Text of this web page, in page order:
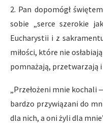
2. Pan dopomógł
sobie „serce szerokie
Eucharystii i z
miłości, które nie
pomnażają, przetwarzają
„Przełożeni mnie kochali
bardzo przywiązani do
dla nich, a oni żyli dla